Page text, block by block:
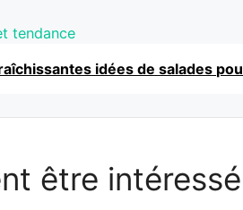
tendance
idées de salades
être